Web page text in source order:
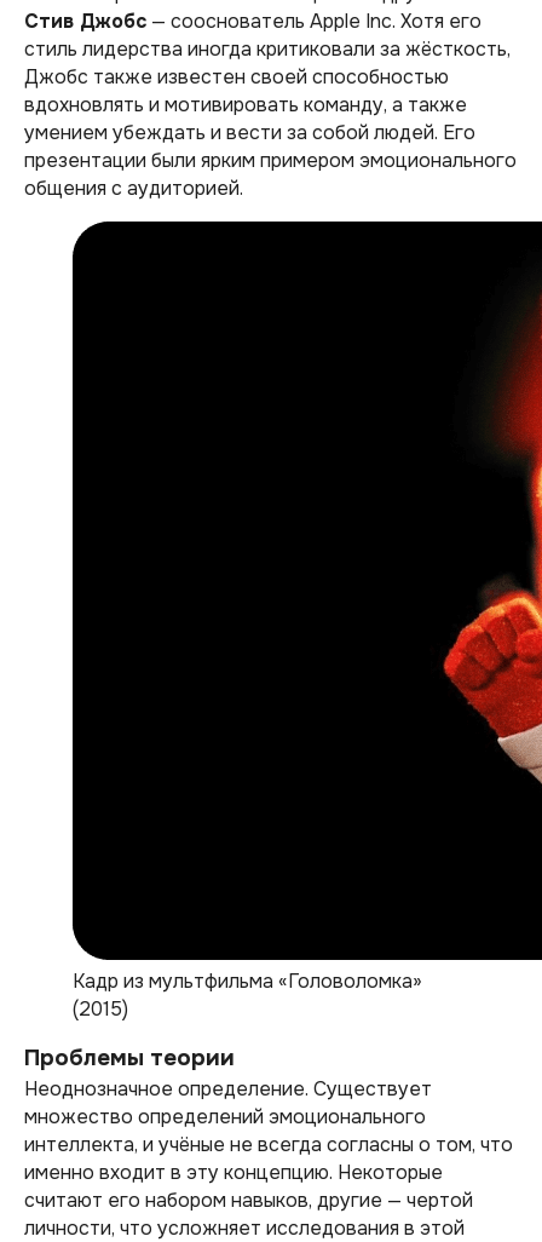
Стив Джобс — сооснователь Apple Inc. Хотя его
стиль лидерства иногда критиковали за жёсткость,
Джобс также известен своей способностью
вдохновлять и мотивировать команду, а также
умением убеждать и вести за собой людей. Его
презентации были ярким примером эмоционального
общения с аудиторией.
Кадр из мультфильма «Головоломка»
(2015)
Проблемы теории
Неоднозначное определение. Существует
множество определений эмоционального
интеллекта, и учёные не всегда согласны о том, что
именно входит в эту концепцию. Некоторые
считают его набором навыков, другие — чертой
личности, что усложняет исследования в этой